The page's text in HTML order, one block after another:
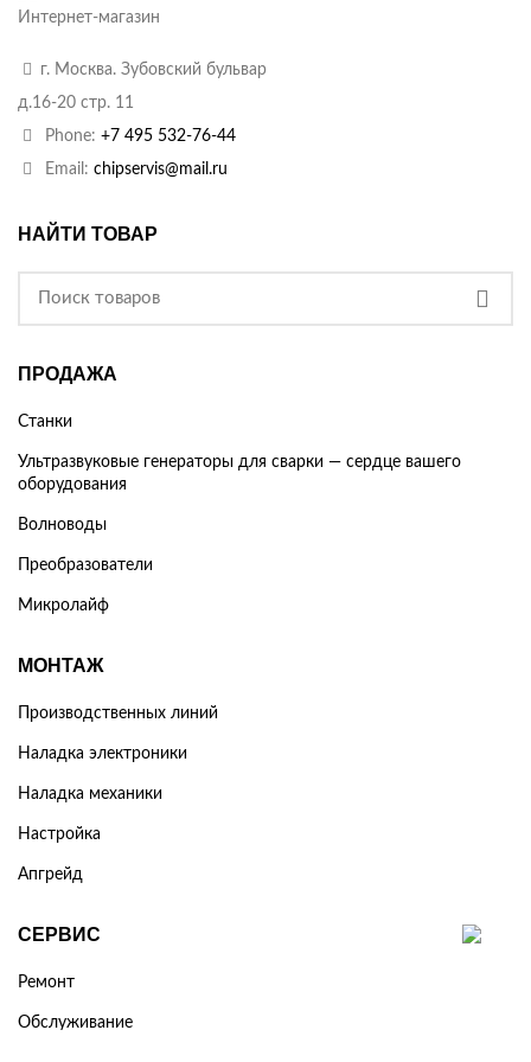
Интернет-магазин
г. Москва. Зубовский бульвар
д.16-20 стр. 11
Phone: +7 495 532-76-44
Email: chipservis@mail.ru
НАЙТИ ТОВАР
ПРОДАЖА
Станки
Ультразвуковые генераторы для сварки — сердце вашего
оборудования
Волноводы
Преобразователи
Микролайф
МОНТАЖ
Производственных линий
Наладка электроники
Наладка механики
Настройка
Апгрейд
СЕРВИС
Ремонт
Обслуживание